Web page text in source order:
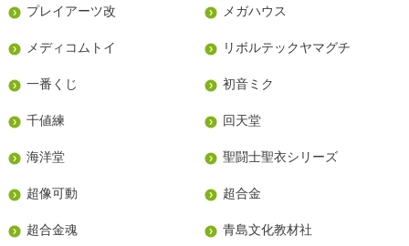
プレイアーツ改 メガハウス
メディコムトイ リボルテックヤマグチ
一番くじ 初音ミク
千値練 回天堂
海洋堂 聖闘士聖衣シリーズ
超像可動 超合金
超合金魂 青島文化教材社